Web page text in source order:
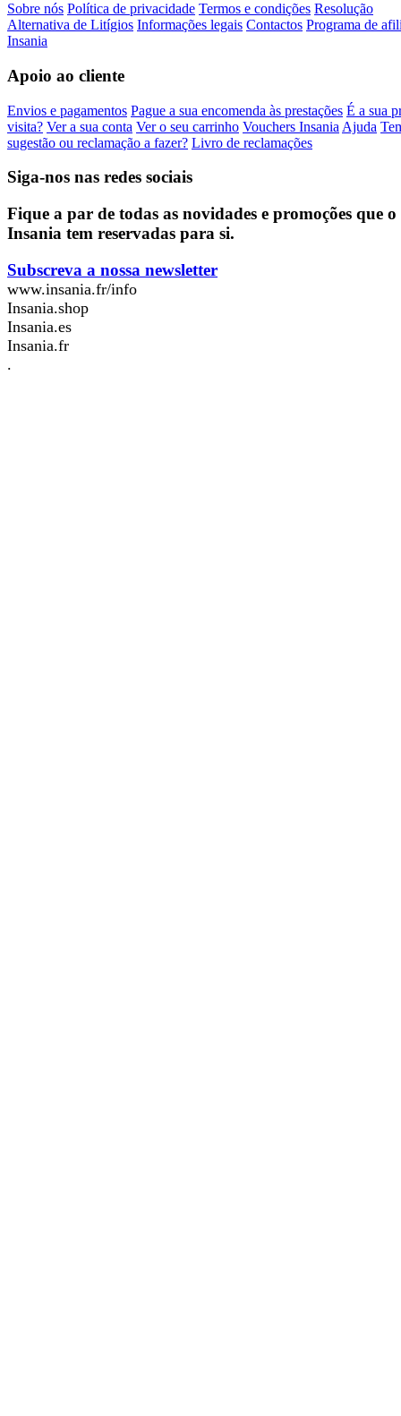
Sobre nós Política de privacidade Termos e condições Resolução
Alternativa de Litígios Informações legais Contactos Programa de
Insania
Apoio ao cliente
Envios e pagamentos Pague a sua encomenda às prestações É a sua
visita? Ver a sua conta Ver o seu carrinho Vouchers Insania Ajuda
sugestão ou reclamação a fazer? Livro de reclamações
Siga-nos nas redes sociais
Fique a par de todas as novidades e promoções que o
Insania tem reservadas para si.
Subscreva a nossa newsletter
www.insania.fr/info
Insania.shop
Insania.es
Insania.fr
.